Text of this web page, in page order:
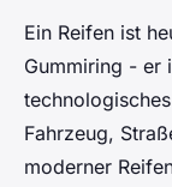
Ein Reifen ist
Gummiring - er
Fahrzeug,
moderner